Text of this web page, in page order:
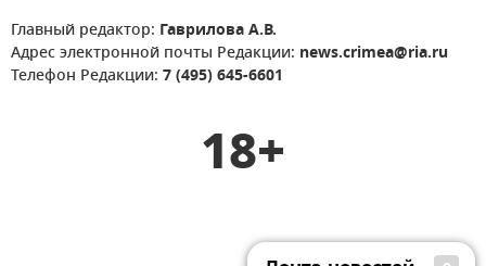
Главный редактор: Гаврилова А.В.
Адрес электронной почты Редакции: news.crimea@ria.ru
Телефон Редакции: 7 (495) 645-6601
18+